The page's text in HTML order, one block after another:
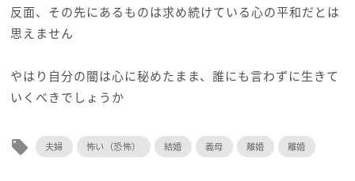
反面、その先にあるものは求め続けている心の平和だとは
思えません
やはり自分の闇は心に秘めたまま、誰にも言わずに生きて
いくべきでしょうか
local_offer 夫婦 怖い（恐怖） 結婚 義母 離婚 離婚